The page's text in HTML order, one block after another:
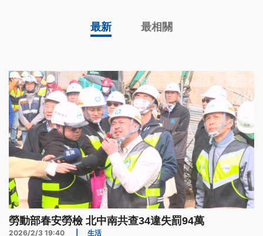
最新 最相關
勞動部春安勞檢 北中南共查34違失罰94萬
2026/2/3 19:40 生活